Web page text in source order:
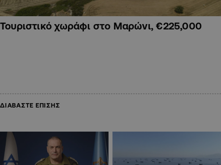
Τουριστικό χωράφι στο Μαρώνι, €225,000
ΔΙΑΒΑΣΤΕ ΕΠΙΣΗΣ